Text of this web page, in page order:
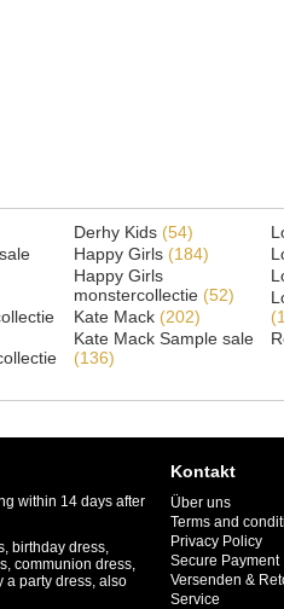
Derhy Kids (54)
Happy Girls (184)
Happy Girls
monstercollectie (52)
Kate Mack (202)
Kate Mack Sample sale
(136)
within 14 days after
birthday dress,
communion dress,
a party dress, also
Kontakt
Über uns
Terms and
Privacy Policy
Secure Payment
Versenden &
Service